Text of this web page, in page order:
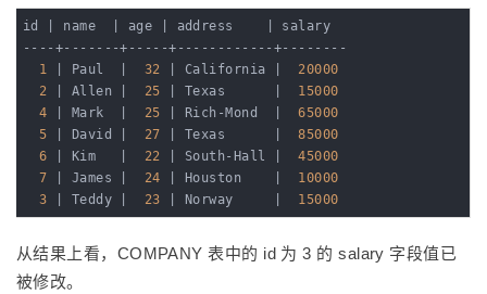
id | name  | age | address    |
salary
----+-------+-----+------------+--------
1
| Paul  | 32 | California |
20000
2
| Allen | 25 | Texas      |
15000
4
| Mark  | 25 | Rich-Mond  |
65000
5
| David | 27 | Texas      |
85000
6
| Kim   | 22 | South-Hall |
45000
7
| James | 24 | Houston    |
10000
3
| Teddy | 23 | Norway     | 15000
从结果上看，COMPANY 表中的 id 为 3 的 salary 字段值已
被修改。